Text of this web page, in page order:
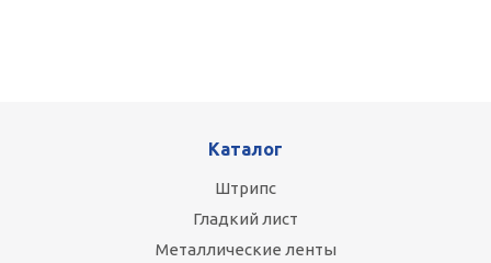
Каталог
Штрипс
Гладкий лист
Металлические ленты